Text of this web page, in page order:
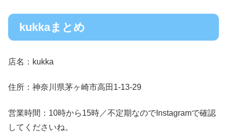
kukkaまとめ
店名：kukka
住所：神奈川県茅ヶ崎市高田1-13-29
営業時間：10時から15時／不定期なのでInstagramで確認
してくださいね。